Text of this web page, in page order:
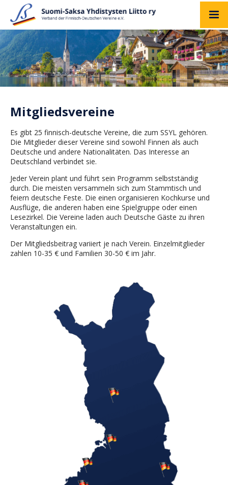
Mitgliedsvereine
Es gibt 25 finnisch-deutsche Vereine, die zum SSYL gehören.
Die Mitglieder dieser Vereine sind sowohl Finnen als auch
Deutsche und andere Nationalitäten. Das Interesse an
Deutschland verbindet sie.
Jeder Verein plant und führt sein Programm selbstständig
durch. Die meisten versammeln sich zum Stammtisch und
feiern deutsche Feste. Die einen organisieren Kochkurse und
Ausflüge, die anderen haben eine Spielgruppe oder einen
Lesezirkel. Die Vereine laden auch Deutsche Gäste zu ihren
Veranstaltungen ein.
Der Mitgliedsbeitrag variiert je nach Verein. Einzelmitglieder
zahlen 10-35 € und Familien 30-50 € im Jahr.